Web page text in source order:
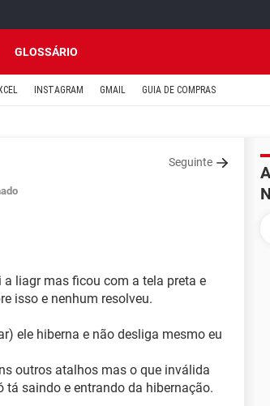
GLOSSÁRIO
INSTAGRAM GMAIL GUIA DE COMPRAS
Seguinte
liagr mas ficou com a tela preta e
isso e nenhum resolveu.
ele hiberna e não desliga mesmo eu
outros atalhos mas o que inválida
tá saindo e entrando da hibernação.